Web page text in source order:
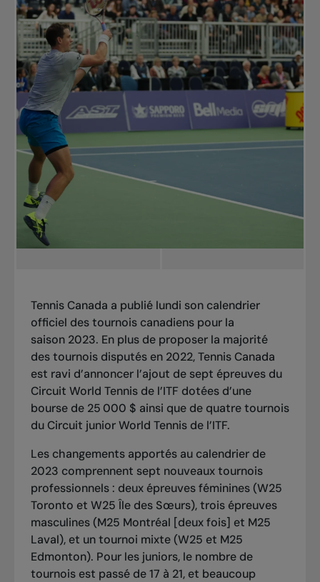
Tennis Canada a publié lundi son calendrier
officiel des tournois canadiens pour la
saison 2023. En plus de proposer la majorité
des tournois disputés en 2022, Tennis Canada
est ravi d’annoncer l’ajout de sept épreuves du
Circuit World Tennis de l’ITF dotées d’une
bourse de 25 000 $ ainsi que de quatre tournois
du Circuit junior World Tennis de l’ITF.
Les changements apportés au calendrier de
2023 comprennent sept nouveaux tournois
professionnels : deux épreuves féminines (W25
Toronto et W25 Île des Sœurs), trois épreuves
masculines (M25 Montréal [deux fois] et M25
Laval), et un tournoi mixte (W25 et M25
Edmonton). Pour les juniors, le nombre de
tournois est passé de 17 à 21, et beaucoup